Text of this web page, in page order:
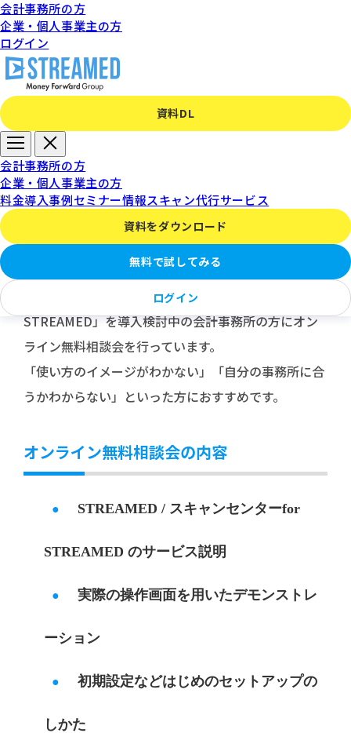
会計事務所の方
企業・個人事業主の方
ログイン
資料DL
会計事務所の方
企業・個人事業主の方
料金導入事例セミナー情報スキャン代行サービス
資料をダウンロード
無料で試してみる
ログイン
オンライン無料相談会
「STREAMED」または「スキャンセンターfor
STREAMED」を導入検討中の会計事務所の方にオン
ライン無料相談会を行っています。
「使い方のイメージがわかない」「自分の事務所に合
うかわからない」といった方におすすめです。
オンライン無料相談会の内容
● STREAMED / スキャンセンターfor
STREAMED のサービス説明
● 実際の操作画面を用いたデモンストレ
ーション
● 初期設定などはじめのセットアップの
しかた